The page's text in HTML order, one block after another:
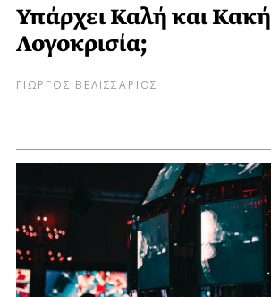
Υπάρχει Καλή και Κακή
Λογοκρισία;
ΓΙΩΡΓΟΣ ΒΕΛΙΣΣΑΡΙΟΣ